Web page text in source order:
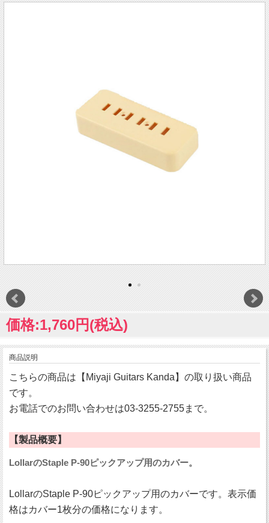
価格:1,760円(税込)
商品説明
こちらの商品は【Miyaji Guitars Kanda】の取り扱い商品
です。
お電話でのお問い合わせは03-3255-2755まで。
【製品概要】
LollarのStaple P-90ピックアップ用のカバー。
LollarのStaple P-90ピックアップ用のカバーです。表示価
格はカバー1枚分の価格になります。